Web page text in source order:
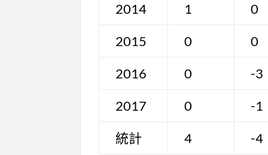
2014
1
0
2015
0
0
2016
0
-3
2017
0
-1
統計
4 -4